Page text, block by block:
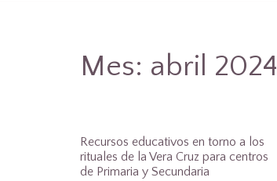
Mes: abril 2024
Recursos educativos en torno a los
rituales de la Vera Cruz para centros
de Primaria y Secundaria